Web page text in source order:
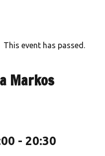
This event has passed.
Markos
- 20:30